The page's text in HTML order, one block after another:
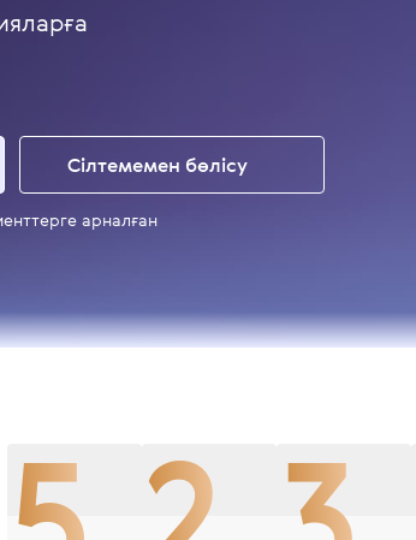
Сілтемемен бөлісу
арналған